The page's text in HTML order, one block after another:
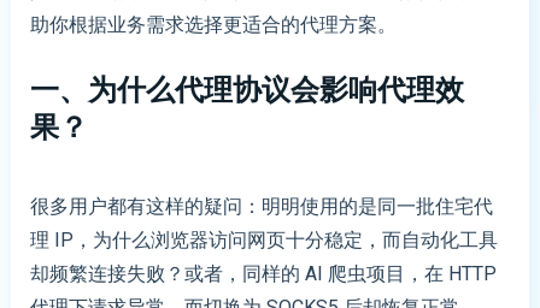
助你根据业务需求选择更适合的代理方案。
一、 为什么代理协议会影响代理效
果？
很多用户都有这样的疑问：明明使用的是同一批住宅代
理 IP，为什么浏览器访问网页十分稳定，而自动化工具
却频繁连接失败？或者，同样的 AI 爬虫项目，在 HTTP